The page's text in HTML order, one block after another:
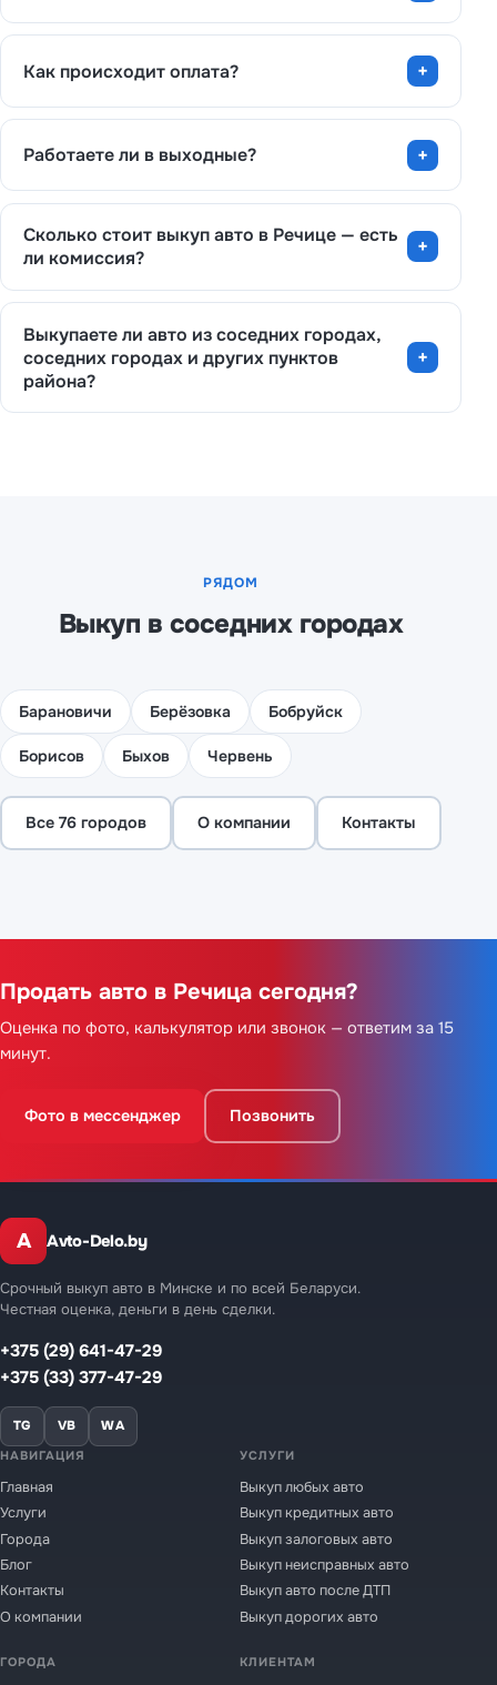
Как происходит оплата?
Работаете ли в выходные?
Сколько стоит выкуп авто в Речице — есть
ли комиссия?
Выкупаете ли авто из соседних городах,
соседних городах и других пунктов
района?
РЯДОМ
Выкуп в соседних городах
Барановичи Берёзовка Бобруйск
Борисов Быхов Червень
Все 76 городов О компании Контакты
Продать авто в Речица сегодня?
Оценка по фото, калькулятор или звонок — ответим за 15
минут.
Фото в мессенджер Позвонить
A Avto-Delo.by
Срочный выкуп авто в Минске и по всей Беларуси.
Честная оценка, деньги в день сделки.
+375 (29) 641-47-29
+375 (33) 377-47-29
TG VB WA
НАВИГАЦИЯ
Главная
Услуги
Города
Блог
Контакты
О компании
УСЛУГИ
Выкуп любых авто
Выкуп кредитных авто
Выкуп залоговых авто
Выкуп неисправных авто
Выкуп авто после ДТП
Выкуп дорогих авто
ГОРОДА КЛИЕНТАМ